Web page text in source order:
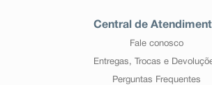
Central de
Fale conosco
Entregas, Trocas e
Perguntas Frequentes